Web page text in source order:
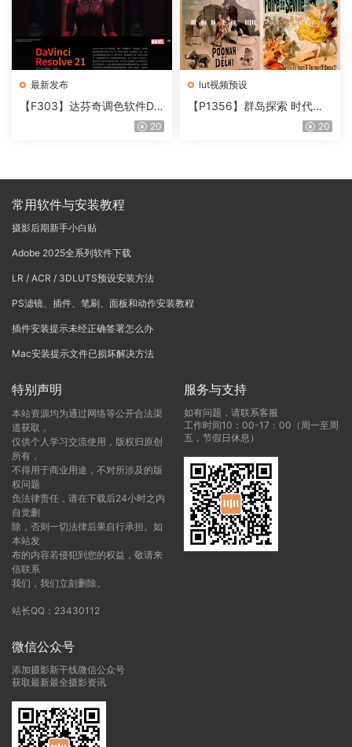
最新发布
【F303】达芬奇调色软件Da
Vinci Resolve Studio21.0.320
lut视频预设
【P1356】群岛探索 时代马
戏团 – QUEST 60 调色预设A
20
常用软件与安装教程
摄影后期新手小白贴
Adobe 2025全系列软件下载
LR / ACR / 3DLUTS预设安装方法
PS滤镜、插件、笔刷、面板和动作安装教程
插件安装提示未经正确签署怎么办
Mac安装提示文件已损坏解决方法
特别声明
本站资源均为通过网络等公开合法渠
道获取，
仅供个人学习交流使用，版权归原创
所有，
不得用于商业用途，不对所涉及的版
权问题
负法律责任，请在下载后24小时之内
自觉删
除，否则一切法律后果自行承担。如
本站发
布的内容若侵犯到您的权益，敬请来
信联系
我们，我们立刻删除。
站长QQ：23430112
服务与支持
如有问题，请联系客服
工作时间10：00-17：00（周一至周
五，节假日休息）
微信公众号
添加摄影新干线微信公众号
获取最新最全摄影资讯